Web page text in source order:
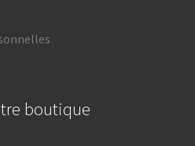
boutique